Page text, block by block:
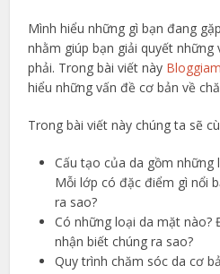
Mình hiểu những gì bạn đang
nhằm giúp bạn giải quyết
phải. Trong bài viết này
hiểu những vấn đề cơ bản về
Trong bài viết này chúng ta sẽ
Cấu tạo của da gồm những
Mỗi lớp có đặc điểm gì nổi
ra sao?
Có những loại da mặt nào?
nhận biết chúng ra sao?
Quy trình chăm sóc da cơ